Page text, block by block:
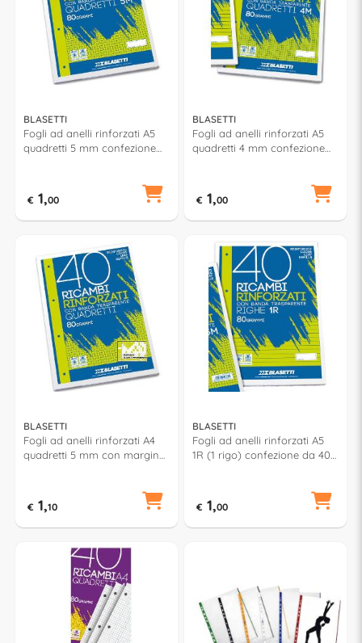
BLASETTI
Fogli ad anelli rinforzati A5
quadretti 5 mm confezione
€ 1,00
BLASETTI
Fogli ad anelli rinforzati A5
quadretti 4 mm confezione
€ 1,00
BLASETTI
Fogli ad anelli rinforzati A4
quadretti 5 mm con margine
€ 1,10
BLASETTI
Fogli ad anelli rinforzati A5
1R (1 rigo) confezione da 40
€ 1,00